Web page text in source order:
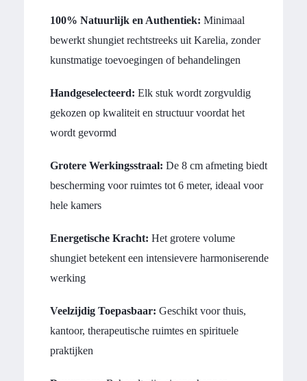
100% Natuurlijk en Authentiek: Minimaal
bewerkt shungiet rechtstreeks uit Karelia, zonder
kunstmatige toevoegingen of behandelingen
Handgeselecteerd: Elk stuk wordt zorgvuldig
gekozen op kwaliteit en structuur voordat het
wordt gevormd
Grotere Werkingsstraal: De 8 cm afmeting biedt
bescherming voor ruimtes tot 6 meter, ideaal voor
hele kamers
Energetische Kracht: Het grotere volume
shungiet betekent een intensievere harmoniserende
werking
Veelzijdig Toepasbaar: Geschikt voor thuis,
kantoor, therapeutische ruimtes en spirituele
praktijken